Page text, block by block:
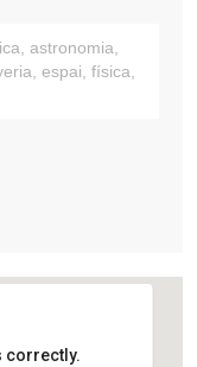
, astronomia,
, espai, física,
correctly.